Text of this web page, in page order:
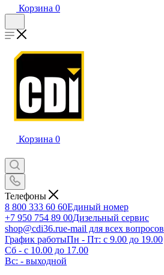
Корзина 0
Корзина 0
Телефоны
8 800 333 60 60Единый номер
+7 950 754 89 00Дизельный сервис
shop@cdi36.rue-mail для всех вопросов
График работыПн - Пт: с 9.00 до 19.00
Сб - с 10.00 до 17.00
Вс: - выходной